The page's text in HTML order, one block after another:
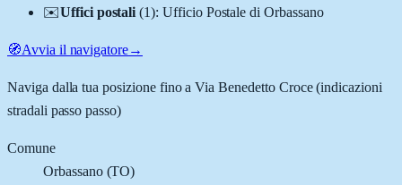
✉️Uffici postali (1): Ufficio Postale di Orbassano
🧭Avvia il navigatore→
Naviga dalla tua posizione fino aVia Benedetto Croce(indicazioni
stradali passo passo)
Comune
Orbassano(TO)